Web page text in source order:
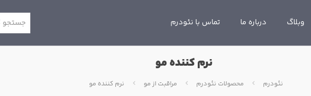
وبلاگ درباره ما تماس با نئودرم
نرم کننده مو
نئودرم محصولات نئودرم مراقبت از مو نرم کننده مو